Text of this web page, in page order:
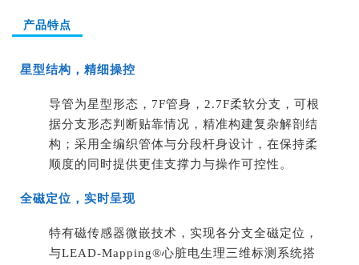
产品特点
星型结构，精细操控
导管为星型形态，7F管身，2.7F柔软分支，可根
据分支形态判断贴靠情况，精准构建复杂解剖结
构；采用全编织管体与分段杆身设计，在保持柔
顺度的同时提供更佳支撑力与操作可控性。
全磁定位，实时呈现
特有磁传感器微嵌技术，实现各分支全磁定位，
与LEAD-Mapping®心脏电生理三维标测系统搭